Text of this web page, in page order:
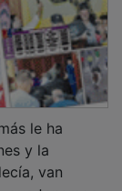
y la
van
tenemos